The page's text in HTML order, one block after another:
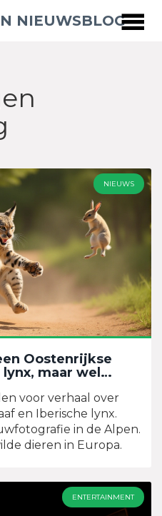
NIEUWSBLOG
NIEUWS
Oostenrijkse
maar wel
voor verhaal over
en Iberische lynx.
in de Alpen.
dieren in Europa.
ENTERTAINMENT